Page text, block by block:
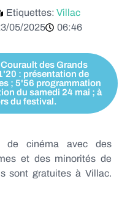
Etiquettes: Villac
05/2025 06:46
des Grands
: présentation de
; 5'56 programmation
du samedi 24 mai ; à
du festival.
de cinéma avec des
et des minorités de
sont gratuites à Villac.